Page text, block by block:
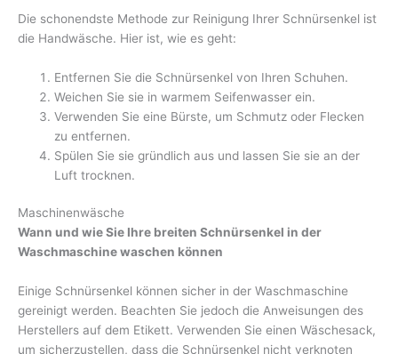
Die schonendste Methode zur Reinigung Ihrer Schnürsenkel ist
die Handwäsche. Hier ist, wie es geht:
Entfernen Sie die Schnürsenkel von Ihren Schuhen.
Weichen Sie sie in warmem Seifenwasser ein.
Verwenden Sie eine Bürste, um Schmutz oder Flecken
zu entfernen.
Spülen Sie sie gründlich aus und lassen Sie sie an der
Luft trocknen.
Maschinenwäsche
Wann und wie Sie Ihre breiten Schnürsenkel in der
Waschmaschine waschen können
Einige Schnürsenkel können sicher in der Waschmaschine
gereinigt werden. Beachten Sie jedoch die Anweisungen des
Herstellers auf dem Etikett. Verwenden Sie einen Wäschesack,
um sicherzustellen, dass die Schnürsenkel nicht verknoten